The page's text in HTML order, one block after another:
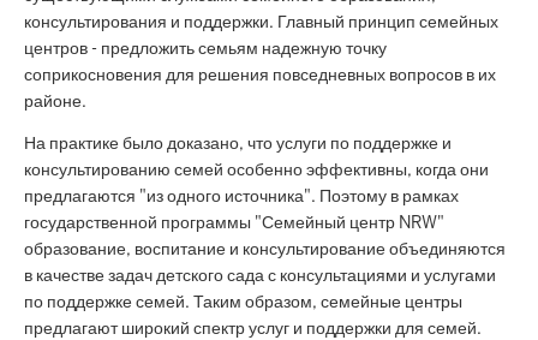
консультирования и поддержки. Главный принцип семейных
центров - предложить семьям надежную точку
соприкосновения для решения повседневных вопросов в их
районе.
На практике было доказано, что услуги по поддержке и
консультированию семей особенно эффективны, когда они
предлагаются "из одного источника". Поэтому в рамках
государственной программы "Семейный центр NRW"
образование, воспитание и консультирование объединяются
в качестве задач детского сада с консультациями и услугами
по поддержке семей. Таким образом, семейные центры
предлагают широкий спектр услуг и поддержки для семей.